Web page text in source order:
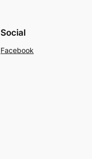
Social
Facebook